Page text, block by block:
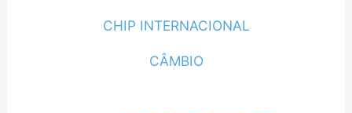
CHIP INTERNACIONAL
CÂMBIO